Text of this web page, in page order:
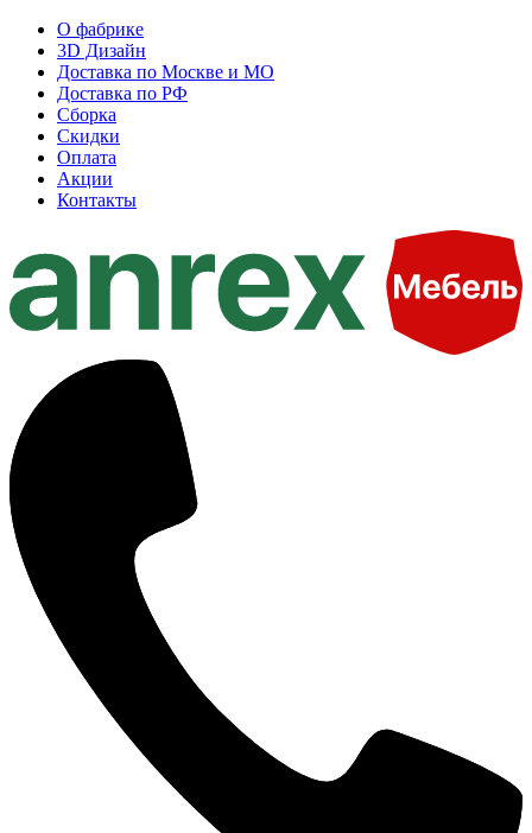
О фабрике
3D Дизайн
Доставка по Москве и МО
Доставка по РФ
Сборка
Скидки
Оплата
Акции
Контакты